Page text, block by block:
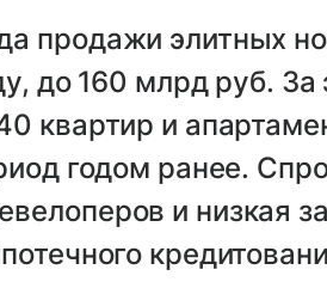
продажи элитных
до 160 млрд руб. За
квартир и
годом ранее.
и низкая